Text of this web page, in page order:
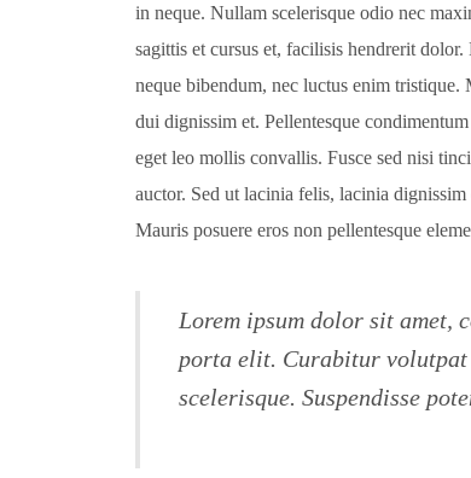
in neque. Nullam scelerisque odio nec
sagittis et cursus et, facilisis hendrerit
neque bibendum, nec luctus enim
dui dignissim et. Pellentesque
eget leo mollis convallis. Fusce sed nisi
auctor. Sed ut lacinia felis, lacinia
Mauris posuere eros non pellentesque
Lorem ipsum dolor sit amet,
porta elit. Curabitur volutpat
scelerisque. Suspendisse